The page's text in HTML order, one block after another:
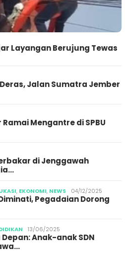
Layangan Berujung Tewas
Jalan Sumatra Jember
Mengantre di SPBU
di Jenggawah
, EKONOMI, NEWS 04/12/2025
Pegadaian Dorong
13/06/2025
Anak-anak SDN